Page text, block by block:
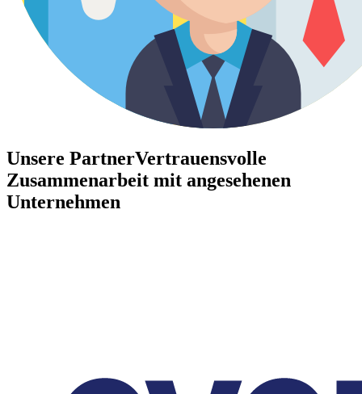
Unsere PartnerVertrauensvolle
Zusammenarbeit mit angesehenen
Unternehmen